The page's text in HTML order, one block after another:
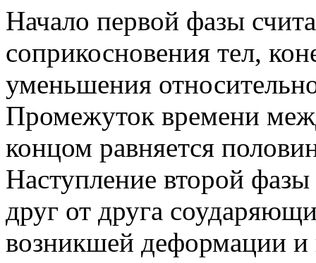
Начало первой фазы
соприкосновения тел,
уменьшения
Промежуток времени
концом равняется
Наступление второй фазы
друг от друга
возникшей деформации и